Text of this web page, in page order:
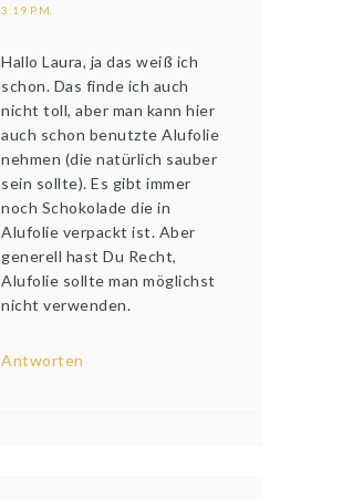
3:19 P.M.
Hallo Laura, ja das weiß ich
schon. Das finde ich auch
nicht toll, aber man kann hier
auch schon benutzte Alufolie
nehmen (die natürlich sauber
sein sollte). Es gibt immer
noch Schokolade die in
Alufolie verpackt ist. Aber
generell hast Du Recht,
Alufolie sollte man möglichst
nicht verwenden.
Antworten